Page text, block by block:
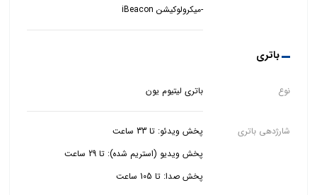
-میکرولوکیشن iBeacon
باتری
نوع باتری لیتیوم یون
شارژدهی باتری
پخش ویدئو: تا 33 ساعت
پخش ویدیو (استریم شده): تا 29 ساعت
پخش صدا: تا 105 ساعت